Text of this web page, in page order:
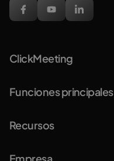
ClickMeeting
Funciones principales
Recursos